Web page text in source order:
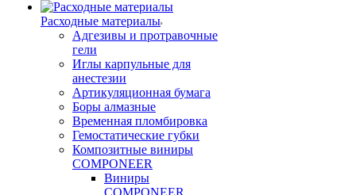
Расходные материалы
Адгезивы и протравочные
гели
Иглы карпульные для
анестезии
Артикуляционная бумага
Боры алмазные
Временная пломбировка
Гемостатические губки
Композитные виниры
COMPONEER
Виниры
COMPONEER